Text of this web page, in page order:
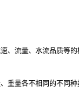
、流量、水流品质等
重量各不相同的不同